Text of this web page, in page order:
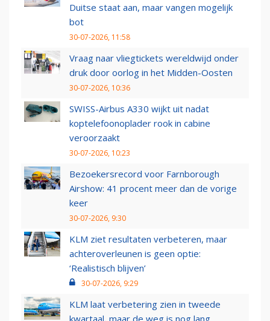
Duitse staat aan, maar vangen mogelijk
bot
30-07-2026, 11:58
Vraag naar vliegtickets wereldwijd onder
druk door oorlog in het Midden-Oosten
30-07-2026, 10:36
SWISS-Airbus A330 wijkt uit nadat
koptelefoonoplader rook in cabine
veroorzaakt
30-07-2026, 10:23
Bezoekersrecord voor Farnborough
Airshow: 41 procent meer dan de vorige
keer
30-07-2026, 9:30
KLM ziet resultaten verbeteren, maar
achteroverleunen is geen optie:
‘Realistisch blijven’
30-07-2026, 9:29
KLM laat verbetering zien in tweede